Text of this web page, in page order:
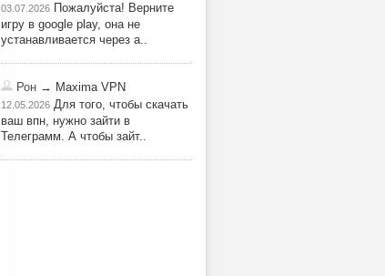
03.07.2026 Пожалуйста! Верните
игру в google play, она не
устанавливается через a..
Рон → Maxima VPN
12.05.2026 Для того, чтобы скачать
ваш впн, нужно зайти в
Телеграмм. А чтобы зайт..